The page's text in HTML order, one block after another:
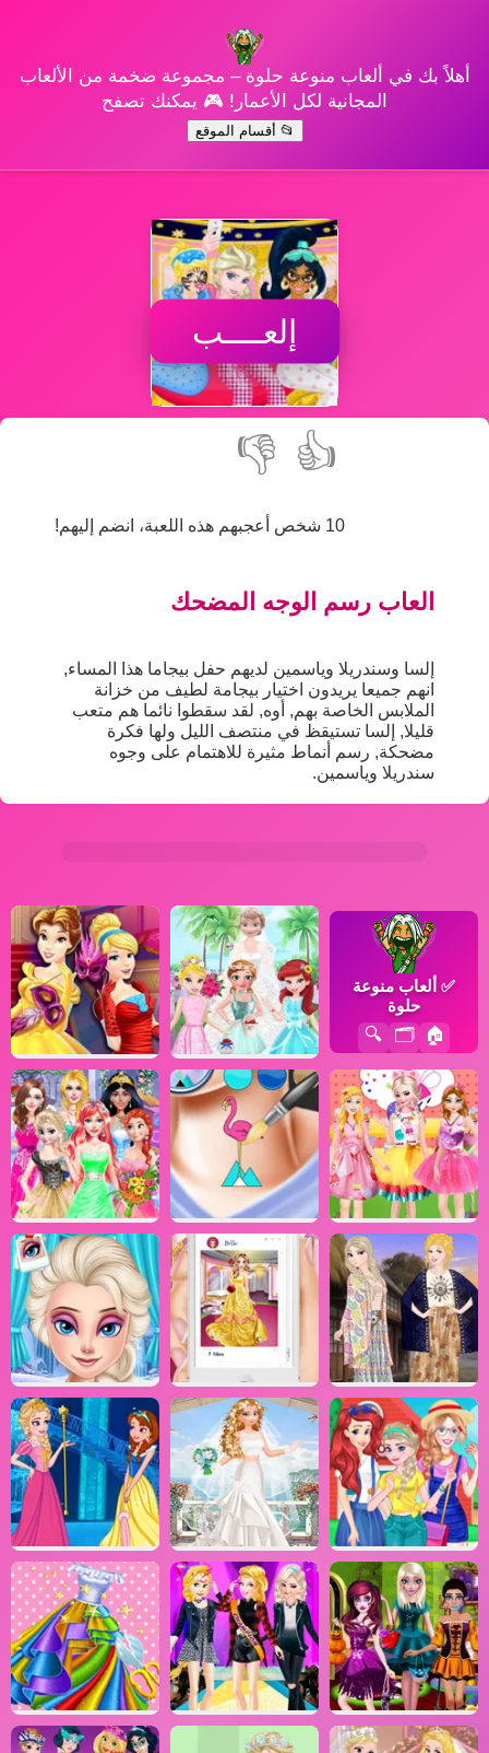
أهلاً بك في ألعاب منوعة حلوة – مجموعة ضخمة من الألعاب
المجانية لكل الأعمار! 🎮 يمكنك تصفح
📂 أقسام الموقع
إلعــــب
👍
👎
10 شخص أعجبهم هذه اللعبة، انضم إليهم!
العاب رسم الوجه المضحك
إلسا وسندريلا وياسمين لديهم حفل بيجاما هذا المساء,
انهم جميعا يريدون اختيار بيجامة لطيف من خزانة
الملابس الخاصة بهم, أوه, لقد سقطوا نائما هم متعب
قليلا, إلسا تستيقظ في منتصف الليل ولها فكرة
مضحكة, رسم أنماط مثيرة للاهتمام على وجوه
سندريلا وياسمين.
✅ ألعاب منوعة
حلوة
🏠
🗂️
🔍